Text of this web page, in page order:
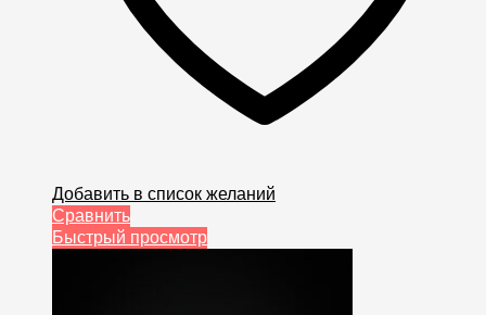
Добавить в список желаний
Сравнить
Быстрый просмотр